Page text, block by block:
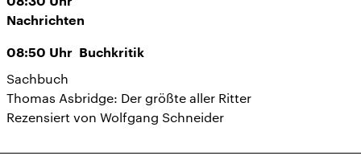
Nachrichten
08:50 Uhr Buchkritik
Sachbuch
Thomas Asbridge: Der größte aller Ritter
Rezensiert von Wolfgang Schneider